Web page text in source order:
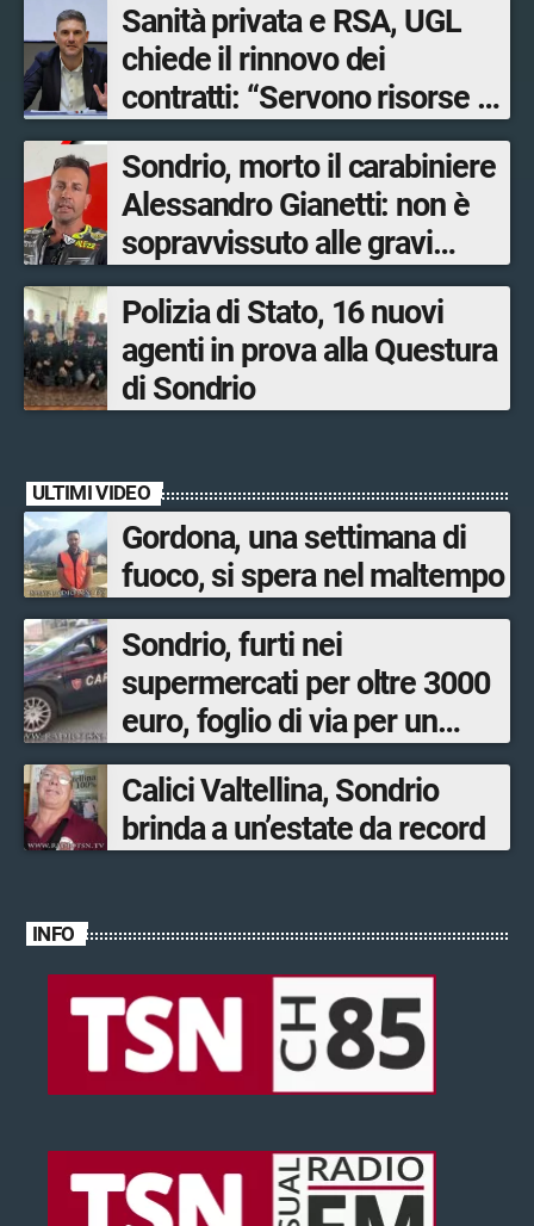
Sanità privata e RSA, UGL
chiede il rinnovo dei
contratti: “Servono risorse e
salari adeguati”
Sondrio, morto il carabiniere
Alessandro Gianetti: non è
sopravvissuto alle gravi
ustioni
Polizia di Stato, 16 nuovi
agenti in prova alla Questura
di Sondrio
ULTIMI VIDEO
Gordona, una settimana di
fuoco, si spera nel maltempo
Sondrio, furti nei
supermercati per oltre 3000
euro, foglio di via per un
ventinovenne
Calici Valtellina, Sondrio
brinda a un’estate da record
INFO